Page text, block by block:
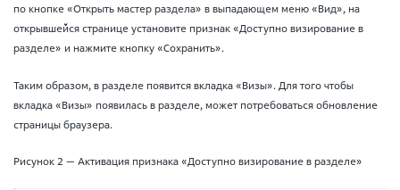
по кнопке «Открыть мастер раздела» в выпадающем меню «Вид», на
открывшейся странице установите признак «Доступно визирование в
разделе» и нажмите кнопку «Сохранить».
Таким образом, в разделе появится вкладка «Визы». Для того чтобы
вкладка «Визы» появилась в разделе, может потребоваться обновление
страницы браузера.
Рисунок 2 — Активация признака «Доступно визирование в разделе»